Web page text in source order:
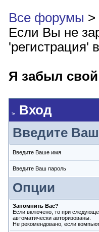
Все форумы >
Если Вы не
'регистрация'
Я забыл
Вход
Введите
Введите Ваше имя
Введите Ваш пароль
Опции
Запомнить Вас?
Если включено, то при
автоматически авторизованы.
Не рекомендовано, если